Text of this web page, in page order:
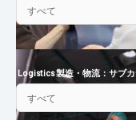
Logistics 製造・物流：サブ